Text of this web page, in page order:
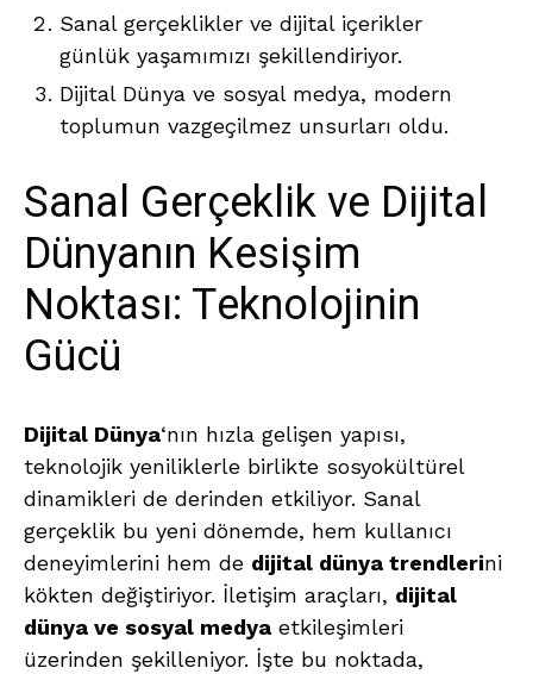
Sanal gerçeklikler ve dijital içerikler
günlük yaşamımızı şekillendiriyor.
Dijital Dünya ve sosyal medya, modern
toplumun vazgeçilmez unsurları oldu.
Sanal Gerçeklik ve Dijital
Dünyanın Kesişim
Noktası: Teknolojinin
Gücü
Dijital Dünya‘nın hızla gelişen yapısı,
teknolojik yeniliklerle birlikte sosyokültürel
dinamikleri de derinden etkiliyor. Sanal
gerçeklik bu yeni dönemde, hem kullanıcı
deneyimlerini hem de dijital dünya trendlerini
kökten değiştiriyor. İletişim araçları, dijital
dünya ve sosyal medya etkileşimleri
üzerinden şekilleniyor. İşte bu noktada,